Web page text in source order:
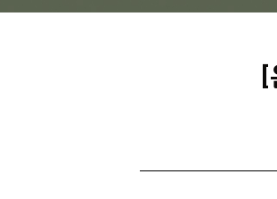
[